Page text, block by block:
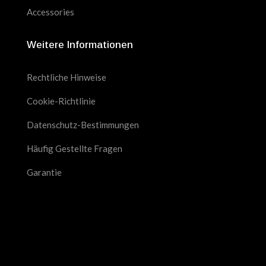
Accessories
Weitere Informationen
Rechtliche Hinweise
Cookie-Richtlinie
Datenschutz-Bestimmungen
Häufig Gestellte Fragen
Garantie